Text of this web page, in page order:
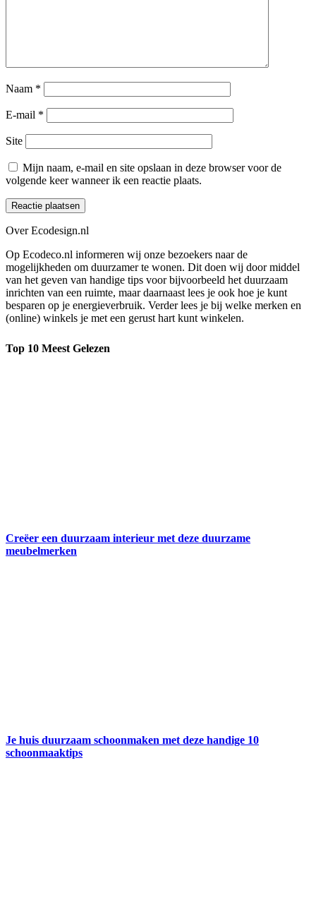
Naam *
E-mail *
Site
Mijn naam, e-mail en site opslaan in deze browser voor de
volgende keer wanneer ik een reactie plaats.
Over Ecodesign.nl
Op Ecodeco.nl informeren wij onze bezoekers naar de
mogelijkheden om duurzamer te wonen. Dit doen wij door middel
van het geven van handige tips voor bijvoorbeeld het duurzaam
inrichten van een ruimte, maar daarnaast lees je ook hoe je kunt
besparen op je energieverbruik. Verder lees je bij welke merken en
(online) winkels je met een gerust hart kunt winkelen.
Top 10 Meest Gelezen
Creëer een duurzaam interieur met deze duurzame
meubelmerken
Je huis duurzaam schoonmaken met deze handige 10
schoonmaaktips